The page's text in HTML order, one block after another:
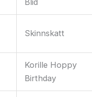
Skinnskatt
Korille Hoppy
Birthday